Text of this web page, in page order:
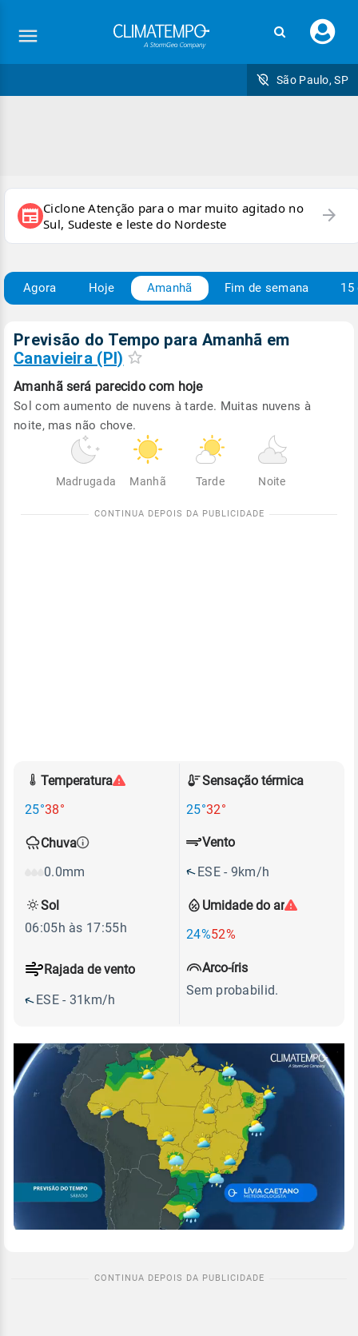
seu
São Paulo, SP
newspaper Ciclone Atenção para o mar muito agitado no
Sul, Sudeste e leste do Nordeste
arrow_forward
Agora Hoje Amanhã Fim de semana 15
Previsão do Tempo para Amanhã em
Canavieira (PI)
Amanhã será parecido com hoje
Sol com aumento de nuvens à tarde. Muitas nuvens à
noite, mas não chove.
Madrugada Manhã Tarde Noite
Temperatura
25°38°
Sensação térmica
25°32°
Chuva
0.0mm
Umidade do ar
24%52%
Vento
ESE - 9km/h
Rajada de vento
ESE - 31km/h
Sol
06:05h às 17:55h
Arco-íris
Sem probabilid.